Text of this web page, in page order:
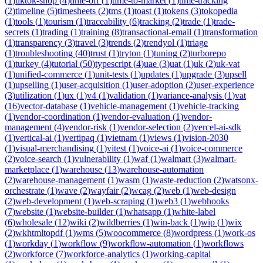
(2)timeline (5)timesheets (2)tms (1)toast (1)tokens (3)tokopedia
(1)tools (1)tourism (1)traceability (6)tracking (2)trade (1)trade-
secrets (1)trading (1)training (8)transactional-email (1)transformation
(1)transparency (3)travel (3)trends (2)trendyol (1)triage
(1)troubleshooting (40)trust (1)tryton (1)tuning (2)turborepo
(1)turkey (4)tutorial (50)typescript (4)uae (3)uat (1)uk (2)uk-vat
(1)unified-commerce (1)unit-tests (1)updates (1)upgrade (3)upsell
(1)upselling (1)user-acquisition (1)user-adoption (2)user-experience
(3)utilization (1)ux (1)v4 (1)validation (1)variance-analysis (1)vat
(16)vector-database (1)vehicle-management (1)vehicle-tracking
(1)vendor-coordination (1)vendor-evaluation (1)vendor-
management (4)vendor-risk (1)vendor-selection (2)vercel-ai-sdk
(1)vertical-ai (1)vertipaq (1)vietnam (1)views (1)vision-2030
(1)visual-merchandising (1)vitest (1)voice-ai (1)voice-commerce
(2)voice-search (1)vulnerability (1)waf(1)walmart (3)walmart-
marketplace (1)warehouse (13)warehouse-automation
(2)warehouse-management (1)wasm (1)waste-reduction (2)watsonx-
orchestrate (1)wave (2)wayfair(2)wcag (2)web (1)web-design
(2)web-development (1)web-scraping (1)web3 (1)webhooks
(7)website (1)website-builder(1)whatsapp (1)white-label
(6)wholesale (12)wiki (2)wildberries (1)win-back (1)wip (1)wix
(2)wkhtmltopdf(1)wms (5)woocommerce (8)wordpress (1)work-os
(1)workday (1)workflow (9)workflow-automation (1)workflows
(2)workforce (7)workforce-analytics (1)working-capital